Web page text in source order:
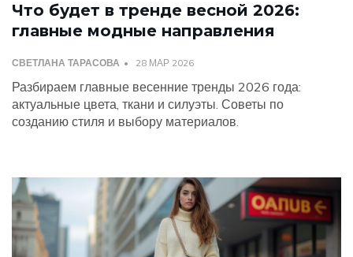
Что будет в тренде весной 2026:
главные модные направления
СВЕТЛАНА ТАРАСОВА 28 МАР 2026
Разбираем главные весенние тренды 2026 года:
актуальные цвета, ткани и силуэты. Советы по
созданию стиля и выбору материалов.